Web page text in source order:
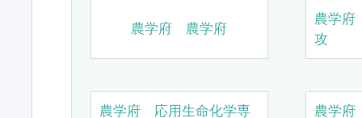
農学府 農学府
農学
攻
農学府 応用生命化学専
農学